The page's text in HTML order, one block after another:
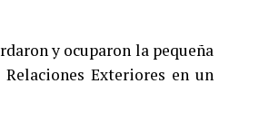
y ocuparon la pequeña
Exteriores en un